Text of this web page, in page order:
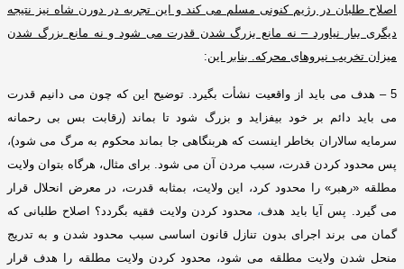
اصلاح طلبان در رژیم کنونی مسلم می کند و این تجربه در دورن شاه نیز نتیجه
دیگری ببار نیاورد – نه مانع بزرگ شدن قدرت می شود و نه مانع بزرگ شدن
میزان تخریب نیروهای محرکه
بنابر این:
5 – هدف می باید از واقعیت نشأت بگیرد
توضیح این که چون می دانیم قدرت
می باید دائم بر خود بیفزاید و بزرگ شود تا بماند (رقابت بس بی رحمانه
سرمایه سالاران بخاطر اینست که هربنگاهی جا بماند محکوم به مرگ می شود)،
پس محدود کردن قدرت، سبب مردن آن می شود
برای مثال، هرگاه بتوان ولایت
مطلقه «رهبر »را محدود کرد، این ولایت، بمثابه قدرت، در معرض انحلال قرار
می گیرد
پس آیا باید هدف، محدود کردن ولایت فقیه بگردد؟ اصلاح طلبانی که
گمان می برند اجرای بدون تنازل قانون اساسی سبب محدود شدن و به تدریج
منحل شدن ولایت مطلقه می شود، محدود کردن ولایت مطلقه را هدف قرار